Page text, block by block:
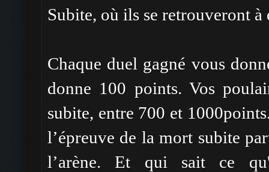
Subite, où ils se retrouveront
Chaque duel gagné vous
donne 100 points. Vos
subite, entre 700 et
l’épreuve de la mort subite
l’arène. Et qui sait ce